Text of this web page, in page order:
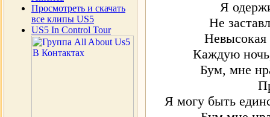
Просмотреть и скачать
все клипы US5
US5 In Control Tour
Я
Не
Невысокая
Каждую
Бум, мне
Я могу быть